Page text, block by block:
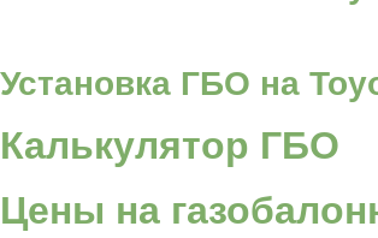
Установка ГБО на
Калькулятор ГБО
Цены на